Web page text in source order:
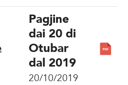
Pagjine
dai 20 di
Otubar
dal 2019
20/10/2019